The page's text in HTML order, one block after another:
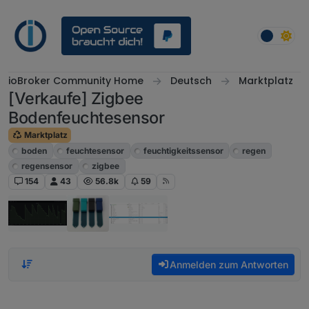
ioBroker Community Home Deutsch Marktplatz
[Verkaufe] Zigbee
Bodenfeuchtesensor
Marktplatz
boden
feuchtesensor feuchtigkeitssensor
regen
regensensor
zigbee
154
43 56.8k 59
Anmelden zum Antworten